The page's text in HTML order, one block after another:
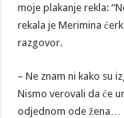
moje plakanje rekla:
rekala je Merimina
razgovor.
– Ne znam ni kako su
Nismo verovali da će
odjednom ode žena…